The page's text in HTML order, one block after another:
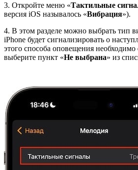
3. Откройте меню «Тактильные
версия iOS называлось «Вибрация»).
4. В этом разделе можно выбрать тип
iPhone будет сигнализировать о
этого способа оповещения необходимо
выберите пункт «Не выбрана» из